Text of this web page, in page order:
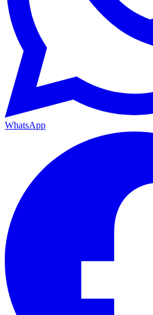
WhatsApp